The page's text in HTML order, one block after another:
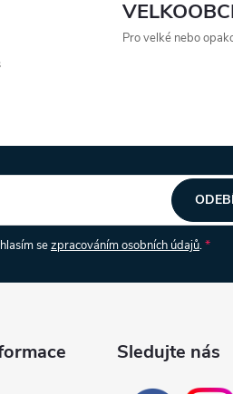
Pro velké nebo
sezpracováním osobních údajů.
Sledujte nás